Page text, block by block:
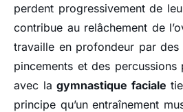
perdent progressivement de
contribue au relâchement de
travaille en profondeur par des
pincements et des percussions
avec lagymnastique faciale
principe qu’un entraînement